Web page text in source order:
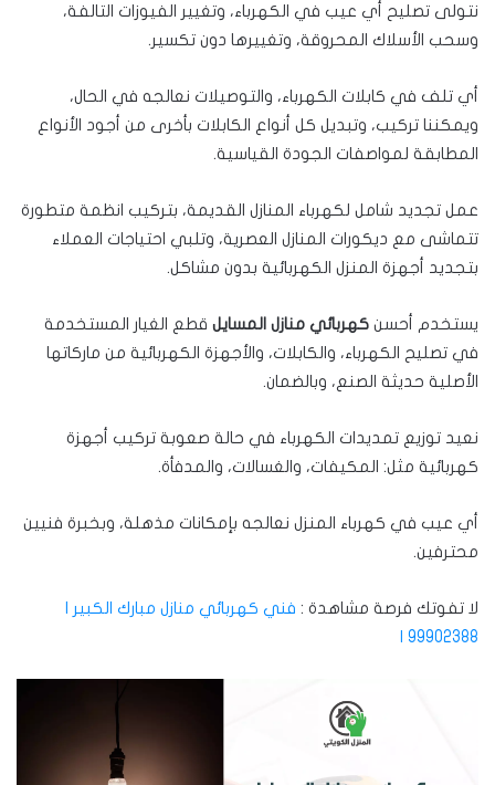
نتولى تصليح أي عيب في الكهرباء، وتغيير الفيوزات التالفة،
وسحب الأسلاك المحروقة، وتغييرها دون تكسير.
أي تلف في كابلات الكهرباء، والتوصيلات نعالجه في الحال،
ويمكننا تركيب، وتبديل كل أنواع الكابلات بأخرى من أجود الأنواع
المطابقة لمواصفات الجودة القياسية.
عمل تجديد شامل لكهرباء المنازل القديمة، بتركيب انظمة متطورة
تتماشى مع ديكورات المنازل العصرية، وتلبي احتياجات العملاء
بتجديد أجهزة المنزل الكهربائية بدون مشاكل.
يستخدم أحسن كهربائي منازل المسايل قطع الغيار المستخدمة
في تصليح الكهرباء، والكابلات، والأجهزة الكهربائية من ماركاتها
الأصلية حديثة الصنع، وبالضمان.
نعيد توزيع تمديدات الكهرباء في حالة صعوبة تركيب أجهزة
كهربائية مثل: المكيفات، والغسالات، والمدفأة.
أي عيب في كهرباء المنزل نعالجه بإمكانات مذهلة، وبخبرة فنيين
محترفين.
لا تفوتك فرصة مشاهدة : فني كهربائي منازل مبارك الكبير |
99902388 |